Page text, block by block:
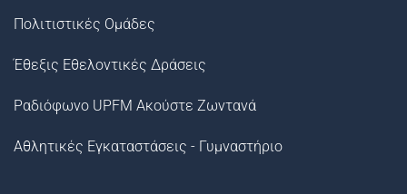
Πολιτιστικές Ομάδες
Έθεξις Εθελοντικές Δράσεις
Ραδιόφωνο UPFM Ακούστε Ζωντανά
Αθλητικές Εγκαταστάσεις - Γυμναστήριο